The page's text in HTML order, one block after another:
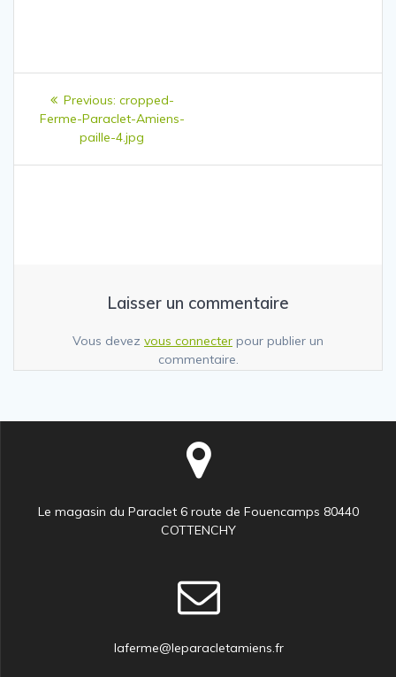
Navigation
de
l’article
Previous: Previous
post:
cropped-
Ferme-Paraclet-Amiens-
paille-4.jpg
Laisser un commentaire
Vous devez vous connecter pour publier un
commentaire.
Le magasin du Paraclet 6 route de Fouencamps 80440
COTTENCHY
laferme@leparacletamiens.fr